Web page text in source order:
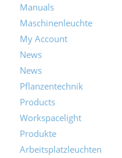
Manuals
Maschinenleuchte
My Account
News
News
Pflanzentechnik
Products
Workspacelight
Produkte
Arbeitsplatzleuchten